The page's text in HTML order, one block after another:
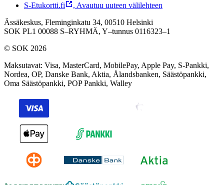
S-Etukortti.fi
, Avautuu uuteen välilehteen
Ässäkeskus, Fleminginkatu 34, 00510 Helsinki
SOK PL1 00088 S–RYHMÄ, Y–tunnus 0116323–1
© SOK 2026
Maksutavat: Visa, MasterCard, MobilePay, Apple Pay, S-Pankki,
Nordea, OP, Danske Bank, Aktia, Ålandsbanken, Säästöpankki,
Oma Säästöpankki, POP Pankki, Walley